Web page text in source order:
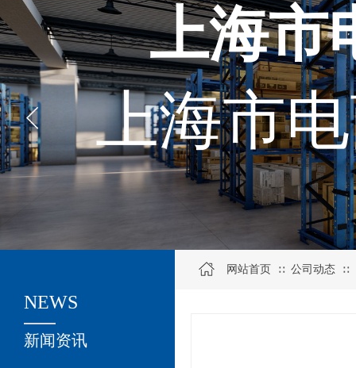
上海市
上海市
关于我们
新闻资讯
NEWS
网站首页 ∷ 公司动态 ∷